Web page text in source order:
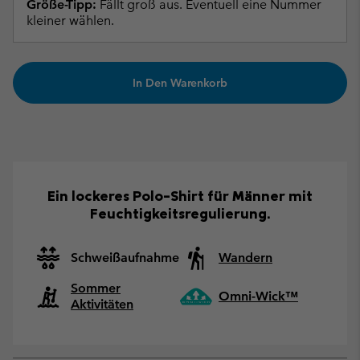
Größe-Tipp: Fällt groß aus. Eventuell eine Nummer
kleiner wählen.
In Den Warenkorb
Ein lockeres Polo-Shirt für Männer mit
Feuchtigkeitsregulierung.
Schweißaufnahme
Wandern
Sommer
Aktivitäten
Omni-Wick™